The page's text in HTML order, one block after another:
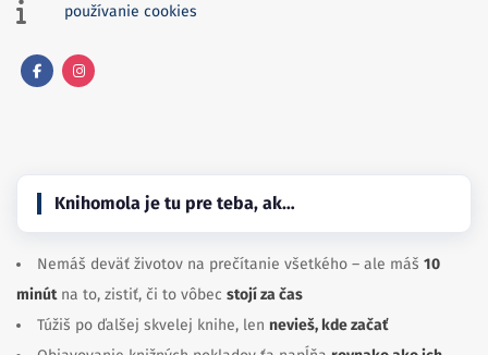
používanie cookies
Knihomola je tu pre teba, ak…
Nemáš deväť životov na prečítanie všetkého – ale máš 10
minútna to, zistiť, či to vôbec stojí za čas
Túžiš po ďalšej skvelej knihe, len nevieš, kde začať